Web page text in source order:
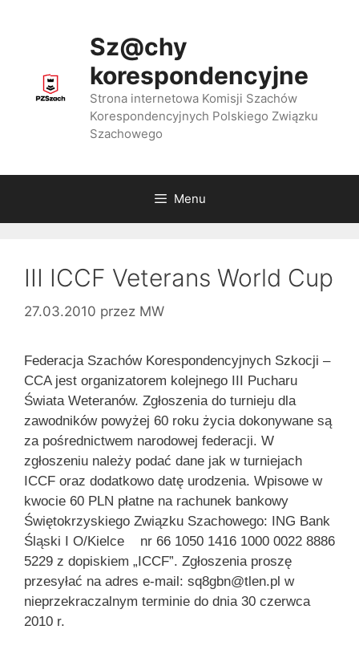
Sz@chy
korespondencyjne
Strona internetowa Komisji Szachów
Korespondencyjnych Polskiego Związku
Szachowego
Menu
III ICCF Veterans World Cup
27.03.2010 przez MW
Federacja Szachów Korespondencyjnych Szkocji –
CCA jest organizatorem kolejnego III Pucharu
Świata Weteranów. Zgłoszenia do turnieju dla
zawodników powyżej 60 roku życia dokonywane są
za pośrednictwem narodowej federacji. W
zgłoszeniu należy podać dane jak w turniejach
ICCF oraz dodatkowo datę urodzenia. Wpisowe w
kwocie 60 PLN płatne na rachunek bankowy
Świętokrzyskiego Związku Szachowego: ING Bank
Śląski I O/Kielce nr 66 1050 1416 1000 0022 8886
5229 z dopiskiem „ICCF”. Zgłoszenia proszę
przesyłać na adres e-mail: sq8gbn@tlen.pl w
nieprzekraczalnym terminie do dnia 30 czerwca
2010 r.